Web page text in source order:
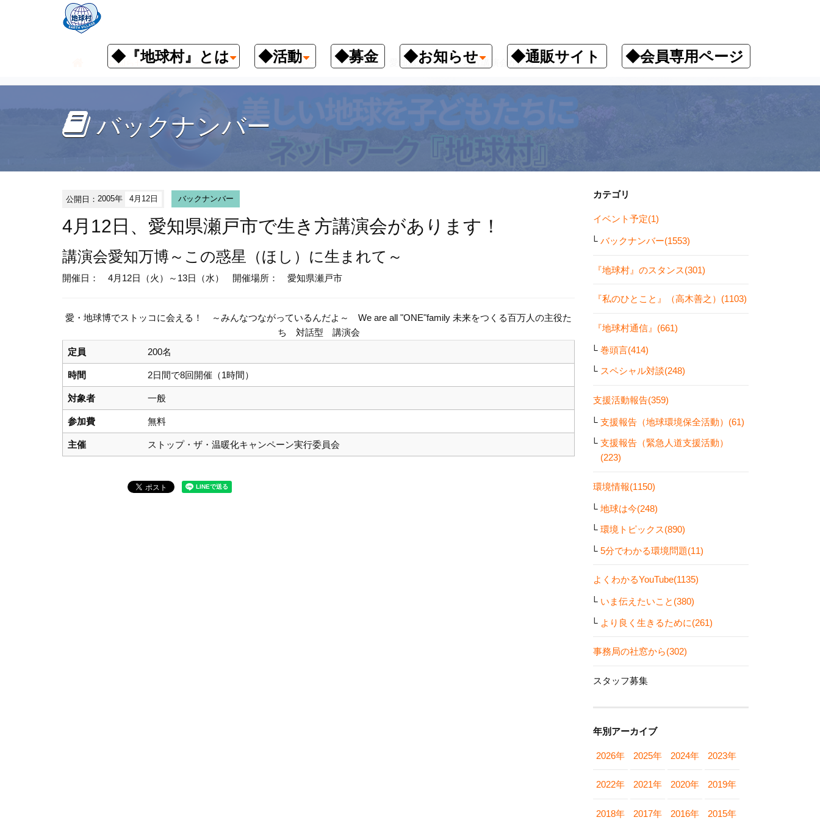
◆『地球村』とは ◆活動 ◆募金 ◆お知らせ ◆通販サイト ◆会員専用ページ
お知らせ イベント予定 バックナンバー 4月12日、愛知県瀬戸市で生き方講演会があります！
バックナンバー
公開日：2005年 4月12日 バックナンバー
4月12日、愛知県瀬戸市で生き方講演会があります！
講演会愛知万博～この惑星（ほし）に生まれて～
開催日： 4月12日（火）～13日（水） 開催場所： 愛知県瀬戸市
愛・地球博でストッコに会える！ ～みんなつながっているんだよ～ We are all "ONE"family 未来をつくる百万人の主役た
ち 対話型 講演会
定員
200名
時間 2日間で8回開催（1時間）
対象者 一般
参加費 無料
主催 ストップ・ザ・温暖化キャンペーン実行委員会
カテゴリ
イベント予定(1)
バックナンバー(1553)
『地球村』のスタンス(301)
『私のひとこと』（高木善之）(1103)
『地球村通信』(661)
巻頭言(414)
スペシャル対談(248)
支援活動報告(359)
支援報告（地球環境保全活動）(61)
支援報告（緊急人道支援活動）
(223)
環境情報(1150)
地球は今(248)
環境トピックス(890)
5分でわかる環境問題(11)
よくわかるYouTube(1135)
いま伝えたいこと(380)
より良く生きるために(261)
事務局の社窓から(302)
スタッフ募集
年別アーカイブ
2026年 2025年 2024年 2023年
2022年 2021年 2020年 2019年
2018年 2017年 2016年 2015年